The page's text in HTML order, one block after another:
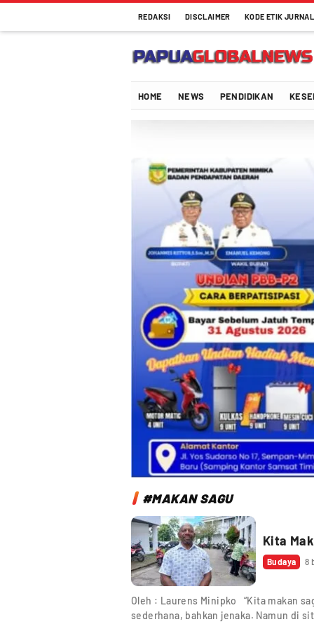
REDAKSI DISCLAIMER KODE ETIK
Papuaglobalnews.com
Menulis Fakta dengan Hati Bening
HOME NEWS PENDIDIKAN
#MAKAN SAGU
Kita
Budaya 8
Oleh : Laurens Minipko “Kita makan
sederhana, bahkan jenaka. Namun di